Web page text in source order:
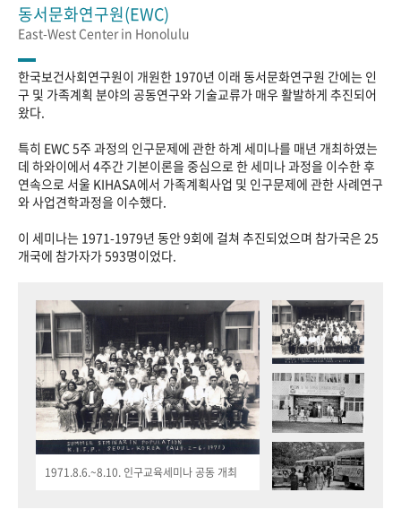
동서문화연구원(EWC)
East-West Center in Honolulu
한국보건사회연구원이 개원한 1970년 이래 동서문화연구원 간에는 인
구 및 가족계획 분야의 공동연구와 기술교류가 매우 활발하게 추진되어
왔다.
특히 EWC 5주 과정의 인구문제에 관한 하계 세미나를 매년 개최하였는
데 하와이에서 4주간 기본이론을 중심으로 한 세미나 과정을 이수한 후
연속으로 서울 KIHASA에서 가족계획사업 및 인구문제에 관한 사례연구
와 사업견학과정을 이수했다.
이 세미나는 1971-1979년 동안 9회에 걸쳐 추진되었으며 참가국은 25
개국에 참가자가 593명이었다.
1971.8.6.~8.10. 인구교육세미나 공동 개최